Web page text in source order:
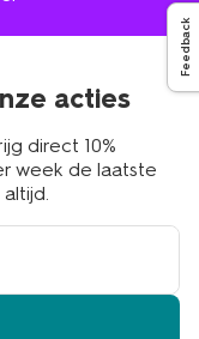
Feedback
acties
direct 10%
week de laatste